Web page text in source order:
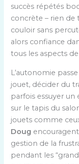
succès répétés
concrète – rien de
couloir sans
alors confiance
tous les aspects
L’autonomie
jouet, décider du
parfois essuyer
sur le tapis du
jouets comme
Doug
gestion de la
pendant les